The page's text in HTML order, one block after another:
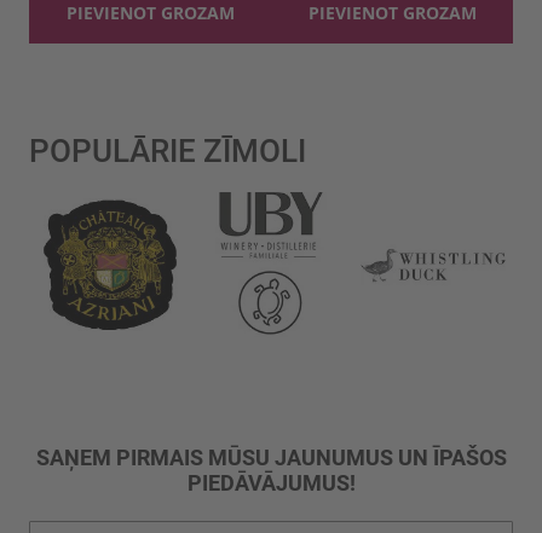
PIEVIENOT GROZAM PIEVIENOT GROZAM
POPULĀRIE ZĪMOLI
SAŅEM PIRMAIS MŪSU JAUNUMUS UN ĪPAŠOS
PIEDĀVĀJUMUS!